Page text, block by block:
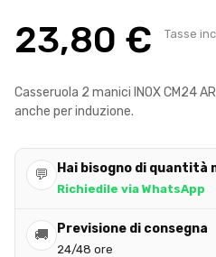
23,80 € Tasse
Casseruola 2 manici INOX CM24
anche per induzione.
💬 Hai bisogno di quantità
Richiedile via WhatsApp
🚚 Previsione di consegna
24/48 ore